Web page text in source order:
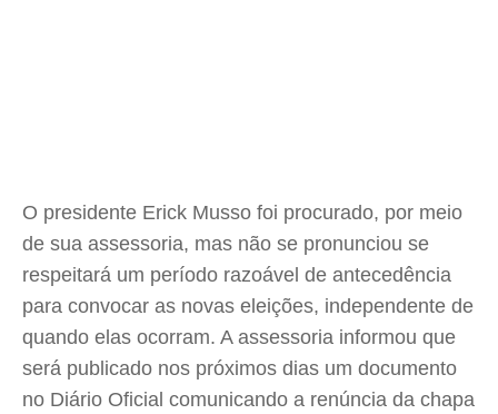
O presidente Erick Musso foi procurado, por meio
de sua assessoria, mas não se pronunciou se
respeitará um período razoável de antecedência
para convocar as novas eleições, independente de
quando elas ocorram. A assessoria informou que
será publicado nos próximos dias um documento
no Diário Oficial comunicando a renúncia da chapa